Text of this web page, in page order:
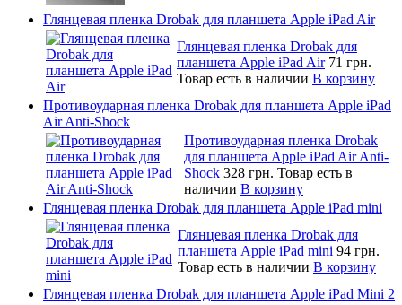
Глянцевая пленка Drobak для планшета Apple iPad Air
Глянцевая пленка Drobak для
планшета Apple iPad Air 71 грн.
Товар есть в наличии В корзину
Противоударная пленка Drobak для планшета Apple iPad
Air Anti-Shock
Противоударная пленка Drobak
для планшета Apple iPad Air Anti-
Shock 328 грн. Товар есть в
наличии В корзину
Глянцевая пленка Drobak для планшета Apple iPad mini
Глянцевая пленка Drobak для
планшета Apple iPad mini 94 грн.
Товар есть в наличии В корзину
Глянцевая пленка Drobak для планшета Apple iPad Mini 2